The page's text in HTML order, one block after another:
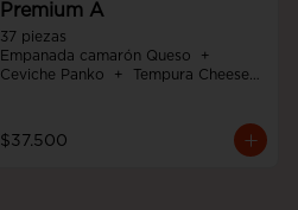
Premium A
37 piezas
Empanada camarón Queso  +
Ceviche Panko  +  Tempura Cheese
$37.500